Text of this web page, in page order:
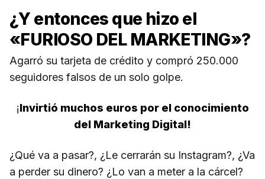
¿Y entonces que hizo el
«FURIOSO DEL MARKETING»?
Agarró su tarjeta de crédito y compró 250.000
seguidores falsos de un solo golpe.
¡Invirtió muchos euros por el conocimiento
del Marketing Digital!
¿Qué va a pasar?, ¿Le cerrarán su Instagram?, ¿Va
a perder su dinero? ¿Lo van a meter a la cárcel?